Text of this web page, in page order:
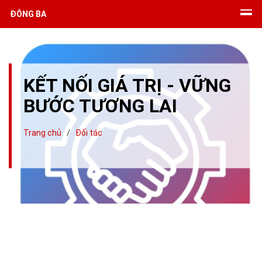
ĐÔNG BA
KẾT NỐI GIÁ TRỊ - VỮNG
BƯỚC TƯƠNG LAI
Trang chủ / Đối tác